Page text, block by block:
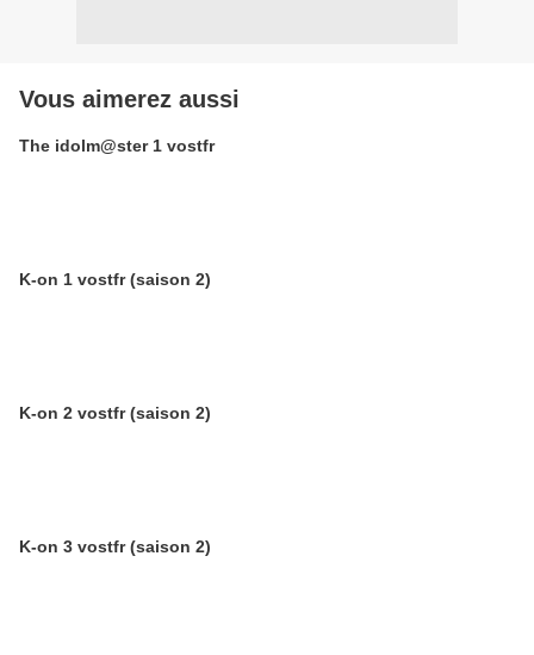
Vous aimerez aussi
The idolm@ster 1 vostfr
K-on 1 vostfr (saison 2)
K-on 2 vostfr (saison 2)
K-on 3 vostfr (saison 2)